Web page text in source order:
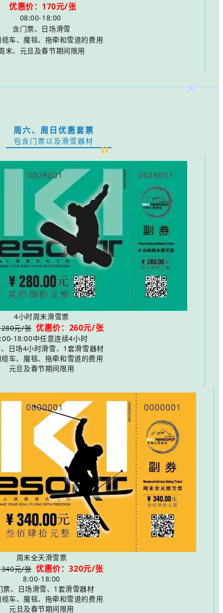
优惠价：170元/张
08:00-18:00
含门票、日场滑雪
车、魔毯、拖牵和雪道的费用
末、元旦及春节期间限用
周六、周日优惠套票
包含门票以及滑雪器材
4小时周末滑雪票
元/张 优惠价：260元/张
18:00中任意连续4小时
日场4小时滑雪、1套滑雪器材
车、魔毯、拖牵和雪道的费用
元旦及春节期间限用
周末全天滑雪票
340元/张 优惠价：320元/张
8:00-18:00
票、日场滑雪、1套滑雪器材
车、魔毯、拖牵和雪道的费用
元旦及春节期间限用